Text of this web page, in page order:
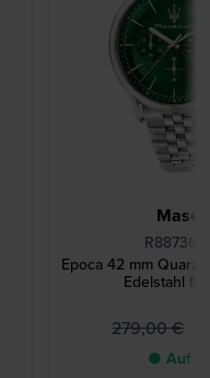
Epoca 42 mm
Edelstahl
279,00 €
● Auf